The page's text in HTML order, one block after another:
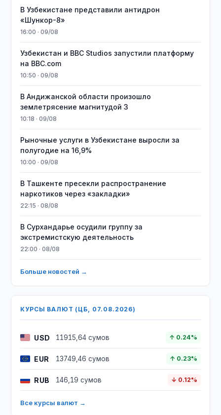
В Узбекистане представили антидрон
«Шункор-8»
16:00 · 09/08
Узбекистан и BBC Studios запустили платформу
на BBC.com
10:50 · 09/08
В Андижанской области произошло
землетрясение магнитудой 3
10:18 · 09/08
Рыночные услуги в Узбекистане выросли за
полугодие на 16,9%
10:00 · 09/08
В Ташкенте пресекли распространение
наркотиков через «закладки»
22:15 · 08/08
В Сурхандарье осудили группу за
экстремистскую деятельность
22:00 · 08/08
Больше новостей →
КУРСЫ ВАЛЮТ (ЦБ, 07.08.2026)
USD 11915,64 сумов ↑ 0.24%
EUR 13749,46 сумов ↑ 0.23%
RUB 146,19 сумов ↓ 0.12%
Все курсы валют →